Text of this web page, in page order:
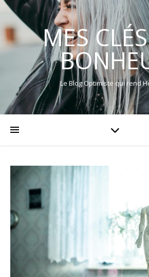
MES
Le Blog Optimiste qui rend